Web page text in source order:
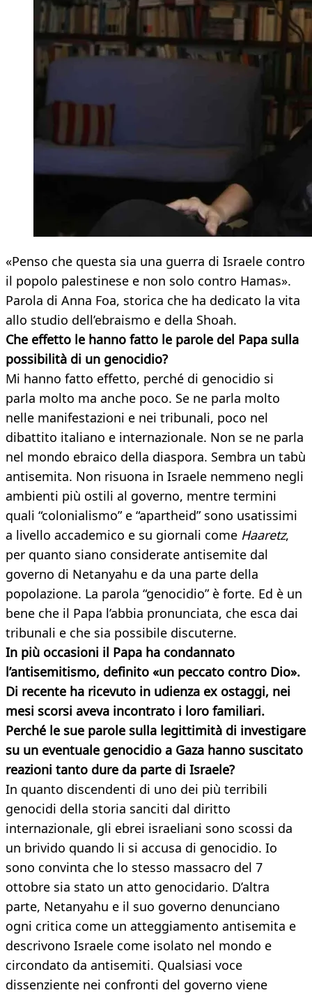
«Penso che questa sia una guerra di Israele contro
il popolo palestinese e non solo contro Hamas».
Parola di Anna Foa, storica che ha dedicato la vita
allo studio dell’ebraismo e della Shoah.
Che effetto le hanno fatto le parole del Papa sulla
possibilità di un genocidio?
Mi hanno fatto effetto, perché di genocidio si
parla molto ma anche poco. Se ne parla molto
nelle manifestazioni e nei tribunali, poco nel
dibattito italiano e internazionale. Non se ne parla
nel mondo ebraico della diaspora. Sembra un tabù
antisemita. Non risuona in Israele nemmeno negli
ambienti più ostili al governo, mentre termini
quali “colonialismo” e “apartheid” sono usatissimi
a livello accademico e su giornali come Haaretz,
per quanto siano considerate antisemite dal
governo di Netanyahu e da una parte della
popolazione. La parola “genocidio” è forte. Ed è un
bene che il Papa l’abbia pronunciata, che esca dai
tribunali e che sia possibile discuterne.
In più occasioni il Papa ha condannato
l’antisemitismo, definito «un peccato contro Dio».
Di recente ha ricevuto in udienza ex ostaggi, nei
mesi scorsi aveva incontrato i loro familiari.
Perché le sue parole sulla legittimità di investigare
su un eventuale genocidio a Gaza hanno suscitato
reazioni tanto dure da parte di Israele?
In quanto discendenti di uno dei più terribili
genocidi della storia sanciti dal diritto
internazionale, gli ebrei israeliani sono scossi da
un brivido quando li si accusa di genocidio. Io
sono convinta che lo stesso massacro del 7
ottobre sia stato un atto genocidario. D’altra
parte, Netanyahu e il suo governo denunciano
ogni critica come un atteggiamento antisemita e
descrivono Israele come isolato nel mondo e
circondato da antisemiti. Qualsiasi voce
dissenziente nei confronti del governo viene